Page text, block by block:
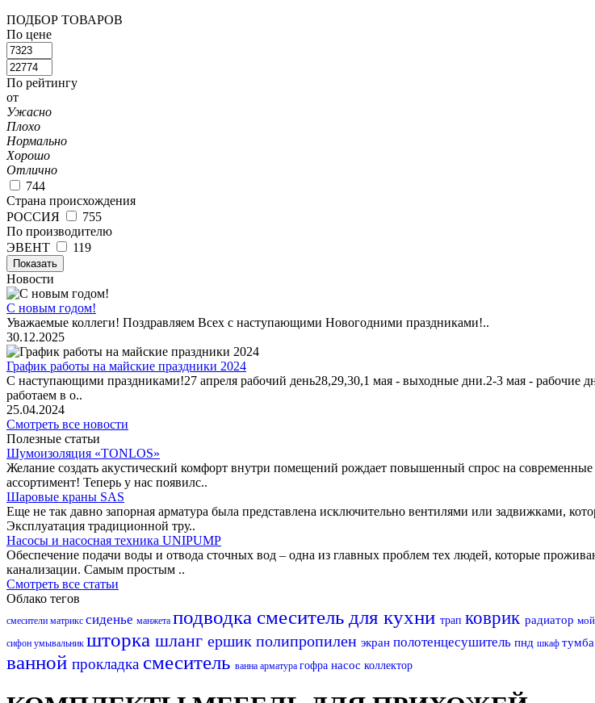
ПОДБОР ТОВАРОВ
По цене
По рейтингу
от
Ужасно
Плохо
Нормально
Хорошо
Отлично
744
Страна происхождения
РОССИЯ
755
По производителю
ЭВЕНТ
119
Показать
Новости
С новым годом!
Уважаемые коллеги! Поздравляем Всех с наступающими Новогодними праздниками!..
30.12.2025
График работы на майские праздники 2024
С наступающими праздниками!27 апреля рабочий день28,29,30,1 мая - выходные дни.2-3 мая - рабочие
работаем в о..
25.04.2024
Смотреть все новости
Полезные статьи
Шумоизоляция «TONLOS»
Желание создать акустический комфорт внутри помещений рождает повышенный спрос на
ассортимент! Теперь у нас появилс..
Шаровые краны SAS
Еще не так давно запорная арматура была представлена исключительно вентилями или задвижками,
Эксплуатация традиционной тру..
Насосы и насосная техника UNIPUMP
Обеспечение подачи воды и отвода сточных вод – одна из главных проблем тех людей, которые
канализации. Самым простым ..
Смотреть все статьи
Облако тегов
смесители матрикс сиденье манжета подводка смеситель для кухни трап коврик радиатор
сифон умывальник шторка шланг ершик полипропилен экран полотенцесушитель пнд шкаф тумба
ванной прокладка смеситель ванна арматура гофра насос коллектор